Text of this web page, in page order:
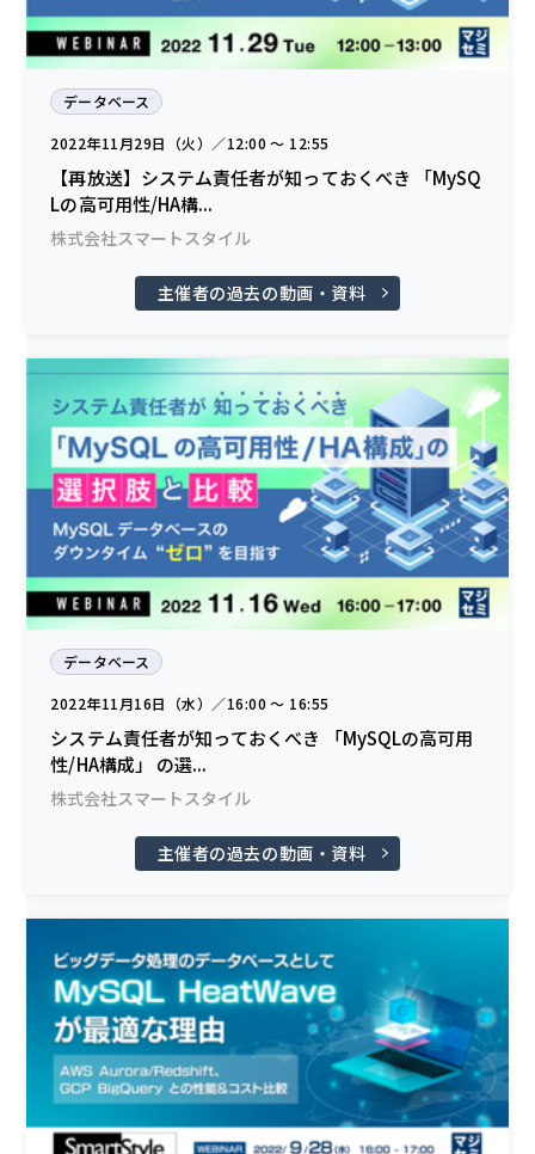
データベース
2022年11月29日（火）／12:00 〜 12:55
【再放送】システム責任者が知っておくべき 「MySQ
Lの高可用性/HA構...
株式会社スマートスタイル
主催者の過去の動画・資料
データベース
2022年11月16日（水）／16:00 〜 16:55
システム責任者が知っておくべき 「MySQLの高可用
性/HA構成」 の選...
株式会社スマートスタイル
主催者の過去の動画・資料